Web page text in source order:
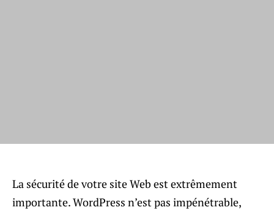
La sécurité de votre site Web est extrêmement
importante. WordPress n’est pas impénétrable,